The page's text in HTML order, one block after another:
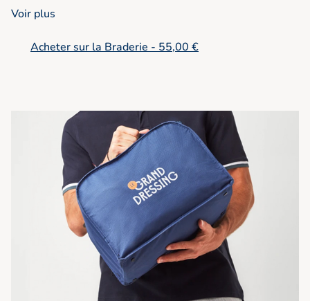
porter autour du cou.
Voir plus
Acheter sur la Braderie - 55,00 €